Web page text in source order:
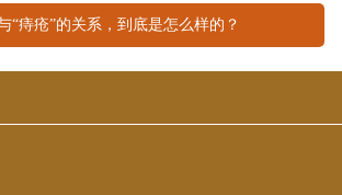
“痔疮”的关系，到底是怎么样的？